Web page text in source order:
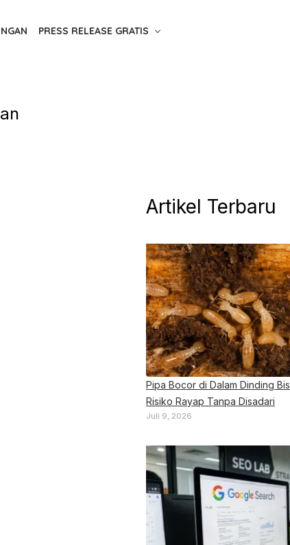
PRESS RELEASE GRATIS
Artikel Terbaru
Pipa Bocor di Dalam Dinding
Risiko Rayap Tanpa Disadari
Juli 9, 2026